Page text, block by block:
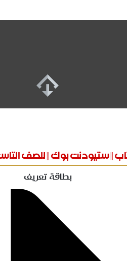
|| ستيودنت بوك || للصف
بطاقة تعريف